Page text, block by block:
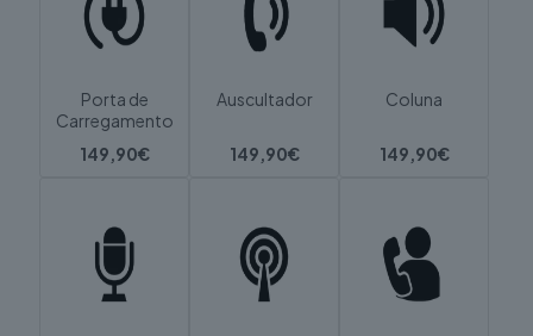
Porta de
Carregamento
149,90€
Auscultador
149,90€
Coluna
149,90€